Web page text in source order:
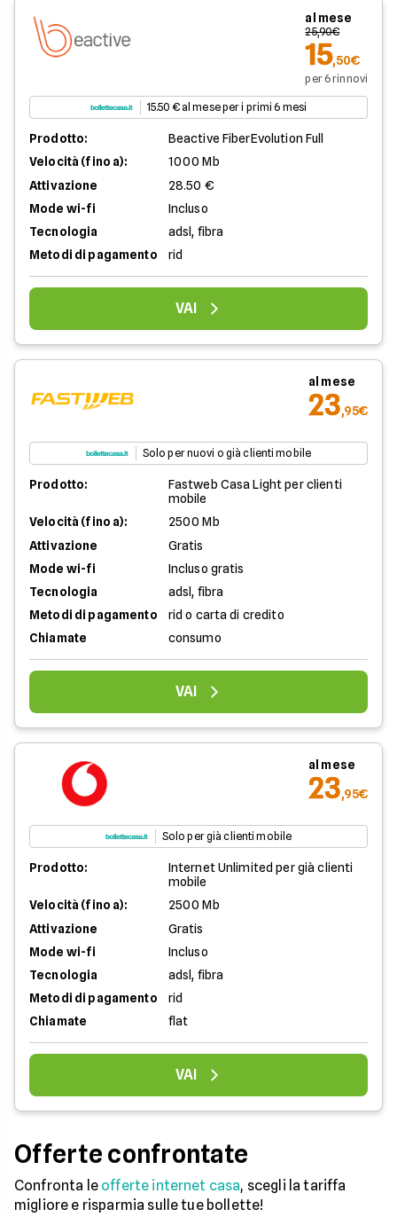
al mese
25,90€
15,50€
per 6 rinnovi
15.50 € al mese per i primi 6 mesi
Prodotto:
Beactive FiberEvolution Full
Velocità (fino a):
1000 Mb
Attivazione
28.50 €
Mode wi-fi
Incluso
Tecnologia
adsl, fibra
Metodi di pagamento
rid
VAI
al mese
23,95€
Solo per nuovi o già clienti mobile
Prodotto:
Fastweb Casa Light per clienti
mobile
Velocità (fino a):
2500 Mb
Attivazione
Gratis
Mode wi-fi
Incluso gratis
Tecnologia
adsl, fibra
Metodi di pagamento
rid o carta di credito
Chiamate
consumo
VAI
al mese
23,95€
Solo per già clienti mobile
Prodotto:
Internet Unlimited per già clienti
mobile
Velocità (fino a):
2500 Mb
Attivazione
Gratis
Mode wi-fi
Incluso
Tecnologia
adsl, fibra
Metodi di pagamento
rid
Chiamate
flat
VAI
Offerte confrontate
Confronta le offerte internet casa, scegli la tariffa
migliore e risparmia sulle tue bollette!